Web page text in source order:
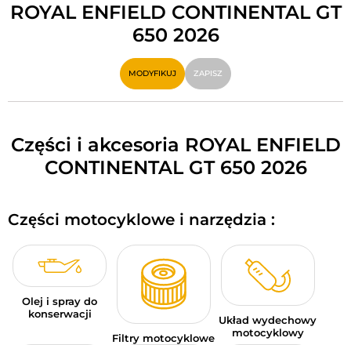
MX; ENDURO I TRIAL
HIGH-TECH MOTOCYKLOWY
PODUSZKA POWIETRZNA MOTOCYKLOWA
AKCESORIA MOTOCYKLOWE
ODZIEŻ SPORTOWA
OKAZJE I PROMOCJE
KARTY PODARUNKOWE
PL | EUR € — MODYFIKUJ
ROYAL ENFIELD CONTINENTAL GT
650 2026
MODYFIKUJ ZAPISZ
Części i akcesoria ROYAL ENFIELD
CONTINENTAL GT 650 2026
Części motocyklowe i narzędzia :
Olej i spray do
konserwacji
Filtry motocyklowe
Układ wydechowy
motocyklowy